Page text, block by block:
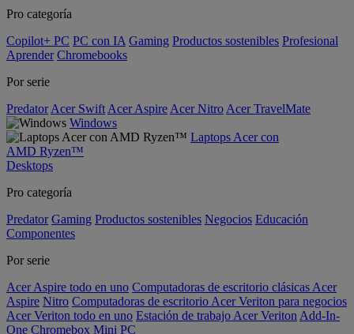
Pro categoría
Copilot+ PC PC con IA Gaming Productos sostenibles Profesional
Aprender Chromebooks
Por serie
Predator Acer Swift Acer Aspire Acer Nitro Acer TravelMate
Windows
Laptops Acer con
AMD Ryzen™
Desktops
Pro categoría
Predator Gaming Productos sostenibles Negocios Educación
Componentes
Por serie
Acer Aspire todo en uno Computadoras de escritorio clásicas Acer
Aspire Nitro Computadoras de escritorio Acer Veriton para negocios
Acer Veriton todo en uno Estación de trabajo Acer Veriton Add-In-
One Chromebox Mini PC